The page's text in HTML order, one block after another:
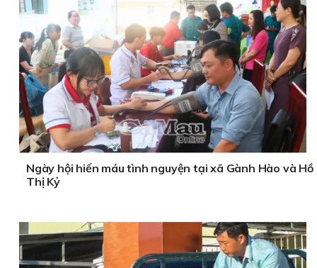
Ngày hội hiến máu tình nguyện tại xã Gành Hào và Hồ
Thị Kỷ